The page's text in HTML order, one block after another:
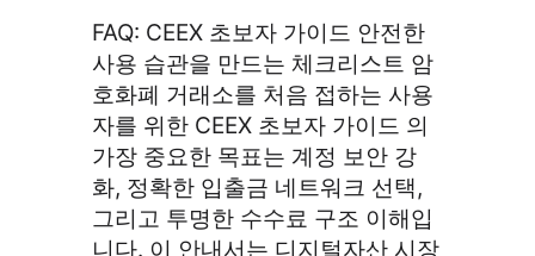
FAQ: CEEX 초보자 가이드 안전한
사용 습관을 만드는 체크리스트 암
호화폐 거래소를 처음 접하는 사용
자를 위한 CEEX 초보자 가이드 의
가장 중요한 목표는 계정 보안 강
화, 정확한 입출금 네트워크 선택,
그리고 투명한 수수료 구조 이해입
니다. 이 안내서는 디지털자산 시장